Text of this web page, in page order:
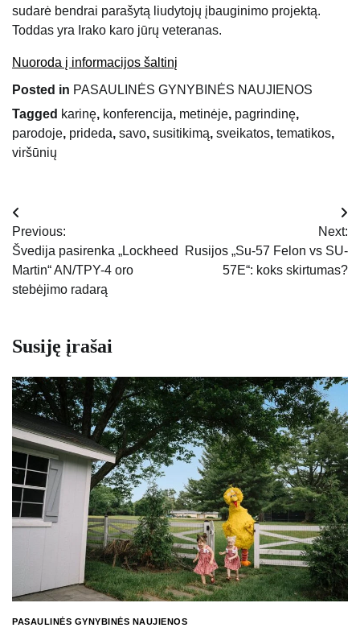
sudarė bendrai parašytą liudytojų įbauginimo projektą.
Toddas yra Irako karo jūrų veteranas.
Nuoroda į informacijos šaltinį
Posted in PASAULINĖS GYNYBINĖS NAUJIENOS
Tagged karinę, konferencija, metinėje, pagrindinę,
parodoje, prideda, savo, susitikimą, sveikatos, tematikos,
viršūnių
Navigacija
tarp
įrašų
Previous:
Švedija pasirenka „Lockheed
Martin“ AN/TPY-4 oro
stebėjimo radarą
Next:
Rusijos „Su-57 Felon vs SU-
57E“: koks skirtumas?
Susiję įrašai
PASAULINĖS GYNYBINĖS NAUJIENOS